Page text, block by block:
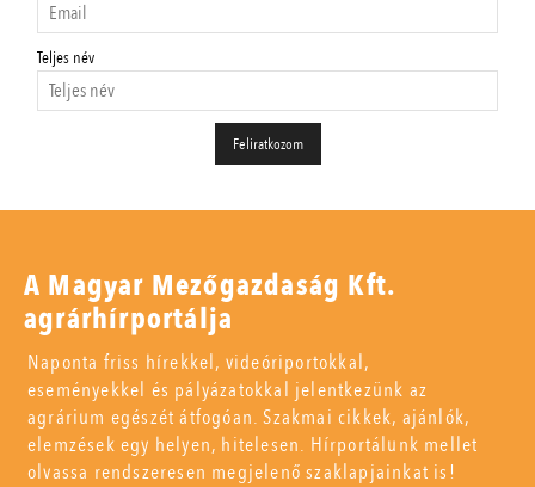
Teljes név
A Magyar Mezőgazdaság Kft.
agrárhírportálja
Naponta friss hírekkel, videóriportokkal,
eseményekkel és pályázatokkal jelentkezünk az
agrárium egészét átfogóan. Szakmai cikkek, ajánlók,
elemzések egy helyen, hitelesen. Hírportálunk mellet
olvassa rendszeresen megjelenő szaklapjainkat is!